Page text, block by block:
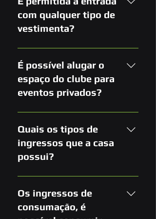
responsável via mensagem no
Whatsapp: (11) 98901-6500
com qualquer tipo de
vestimenta?
Não é permitida a entrada com
camisas de time.
É possível alugar o
espaço do clube para
eventos privados?
Sim, você pode alugar o nosso
espaço para eventos privados,
eventos corporativos e
gravação de comerciais e
clipes. Entre em contato
disponibilidade: contato@d-
edge.com.br
Quais os tipos de
ingressos que a casa
possui?
Possuímos ingressos secos e
ingressos de consumação.
Os ingressos de
consumação, é